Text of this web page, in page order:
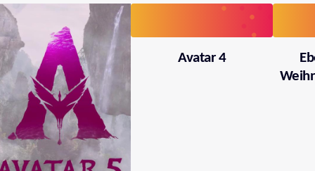
Avatar 4